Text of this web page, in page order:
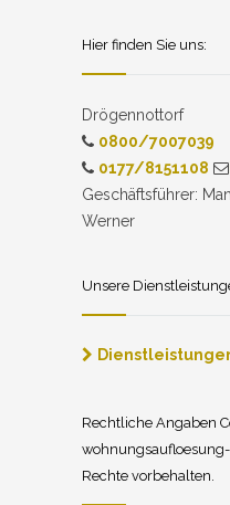
Hier finden Sie uns:
Drögennottorf
0800/7007039
0177/8151108
Geschäftsführer:
Werner
Unsere
Rechtliche Angaben
Rechte vorbehalten.